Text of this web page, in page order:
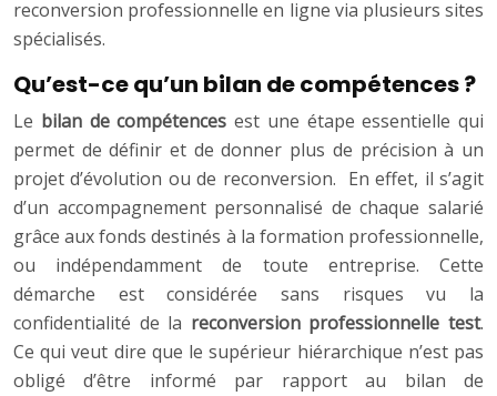
reconversion professionnelle en ligne via plusieurs sites
spécialisés.
Qu’est-ce qu’un bilan de compétences ?
Le bilan de compétences est une étape essentielle qui
permet de définir et de donner plus de précision à un
projet d’évolution ou de reconversion. En effet, il s’agit
d’un accompagnement personnalisé de chaque salarié
grâce aux fonds destinés à la formation professionnelle,
ou indépendamment de toute entreprise. Cette
démarche est considérée sans risques vu la
confidentialité de la reconversion professionnelle test.
Ce qui veut dire que le supérieur hiérarchique n’est pas
obligé d’être informé par rapport au bilan de